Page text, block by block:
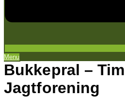
Menu
Bukkepral – Tim
Jagtforening